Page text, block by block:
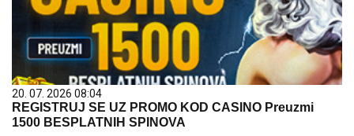
20. 07. 2026 08:04
REGISTRUJ SE UZ PROMO KOD CASINO Preuzmi
1500 BESPLATNIH SPINOVA